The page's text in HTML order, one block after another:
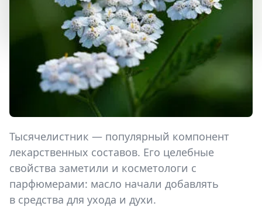
Тысячелистник — популярный компонент
лекарственных составов. Его целебные
свойства заметили и косметологи с
парфюмерами: масло начали добавлять
в средства для ухода и духи.